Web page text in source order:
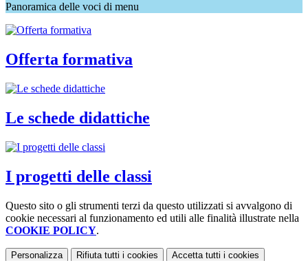
Panoramica delle voci di menu
Offerta formativa
Le schede didattiche
I progetti delle classi
Questo sito o gli strumenti terzi da questo utilizzati si avvalgono di
cookie necessari al funzionamento ed utili alle finalità illustrate nella
COOKIE POLICY.
Personalizza Rifiuta tutti i cookies Accetta tutti i cookies